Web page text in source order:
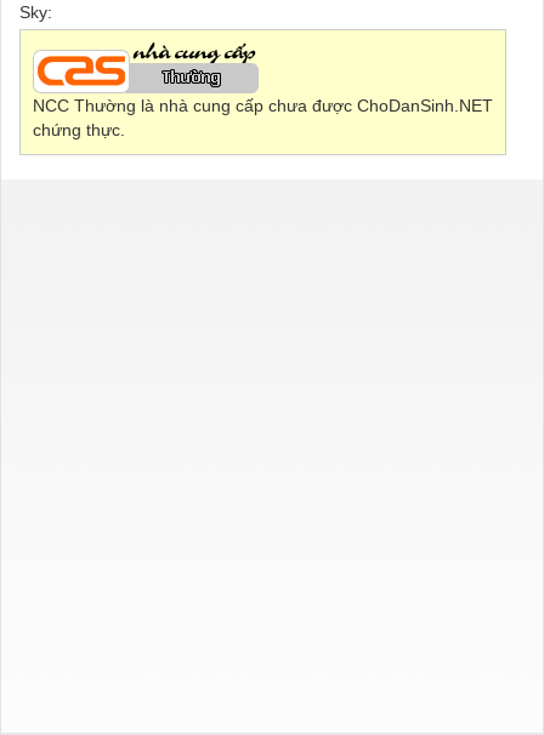
Sky:
NCC Thường là nhà cung cấp chưa được ChoDanSinh.NET
chứng thực.